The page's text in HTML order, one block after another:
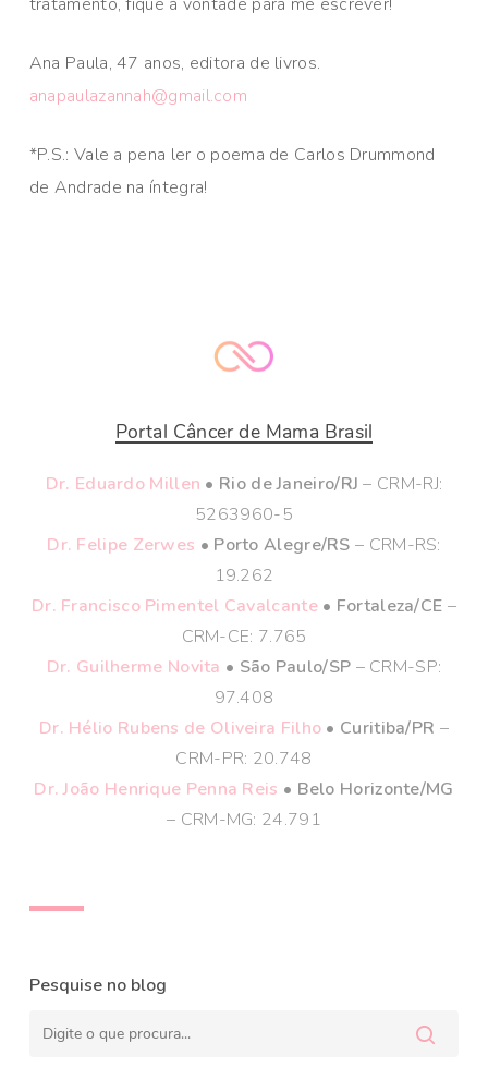
Ana Paula, 47 anos, editora de livros.
anapaulazannah@gmail.com
*P.S.: Vale a pena ler o poema de Carlos Drummond
de Andrade na íntegra!
Portal Câncer de Mama Brasil
Dr. Eduardo Millen • Rio de Janeiro/RJ – CRM-RJ:
5263960-5
Dr. Felipe Zerwes • Porto Alegre/RS – CRM-RS:
19.262
Dr. Francisco Pimentel Cavalcante• Fortaleza/CE –
CRM-CE: 7.765
Dr. Guilherme Novita • São Paulo/SP – CRM-SP:
97.408
Dr. Hélio Rubens de Oliveira Filho • Curitiba/PR –
CRM-PR: 20.748
Dr. João Henrique Penna Reis • Belo Horizonte/MG
– CRM-MG: 24.791
Pesquise no blog